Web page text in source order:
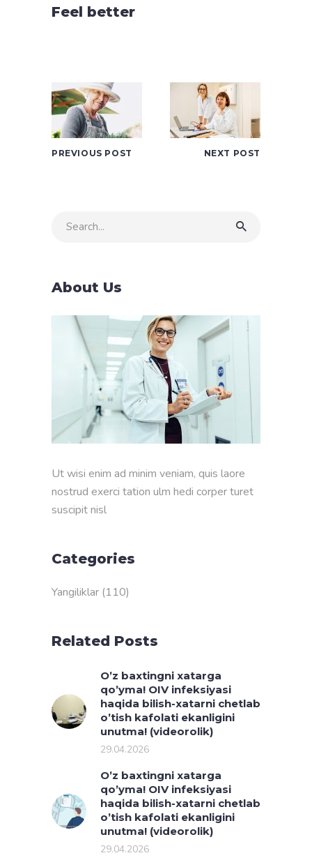
Feel better
PREVIOUS POST NEXT POST
Search
About Us
Ut wisi enim ad minim veniam, quis laore
nostrud exerci tation ulm hedi corper turet
suscipit nisl
Categories
Yangiliklar (110)
Related Posts
O’z baxtingni xatarga
qo’yma! OIV infeksiyasi
haqida bilish-xatarni chetlab
o’tish kafolati ekanligini
unutma! (videorolik)
29.04.2026
O’z baxtingni xatarga
qo’yma! OIV infeksiyasi
haqida bilish-xatarni chetlab
o’tish kafolati ekanligini
unutma! (videorolik)
29.04.2026